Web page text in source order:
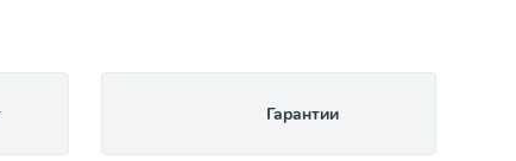
Гарантии